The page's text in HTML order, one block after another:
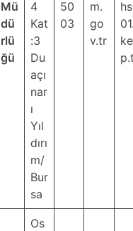
Mü
dü
rlü
ğü
4
Kat
:3
Du
açı
nar
ı
Yıl
dırı
m/
Bur
sa
50
03
m.
go
v.tr
hs
01.
ke
Os